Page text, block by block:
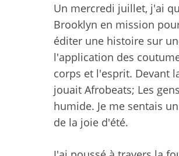
Un mercredi juillet, j'ai
Brooklyn en mission
éditer une histoire sur
l'application des
corps et l'esprit. Devant
jouait Afrobeats; Les
humide. Je me sentais
de la joie d'été.